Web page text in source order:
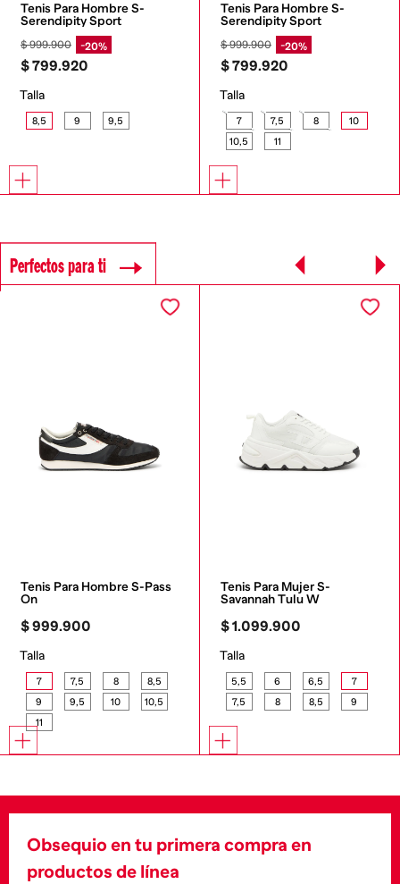
Tenis Para Hombre S-
Serendipity Sport
$999.900 20%
$799.920
Talla
8,5 9 9,5
Tenis Para Hombre S-
Serendipity Sport
$999.900 20%
$799.920
Talla
7 7,5 8
10
10,5
11
Perfectos para ti
Tenis Para Hombre S-Pass
On
$999.900
Talla
7 7,5 8
8,5
9
9,5 10
10,5
11
Tenis Para Mujer S-
Savannah Tulu W
$1.099.900
Talla
5,5 6 6,5
7
7,5
8 8,5 9
Obsequio en tu primera compra en
productos de línea